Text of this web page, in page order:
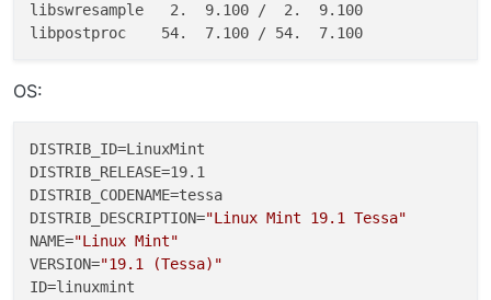
libswresample   2.  9.100 /  2.  9.100
OS:
DISTRIB_ID=LinuxMint
DISTRIB_RELEASE=19.1
DISTRIB_CODENAME=tessa
DISTRIB_DESCRIPTION="Linux Mint 19.1 Tessa"
NAME="Linux Mint"
VERSION="19.1 (Tessa)"
ID=linuxmint